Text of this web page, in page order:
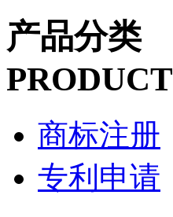
产品分类
PRODUCT
商标注册
专利申请